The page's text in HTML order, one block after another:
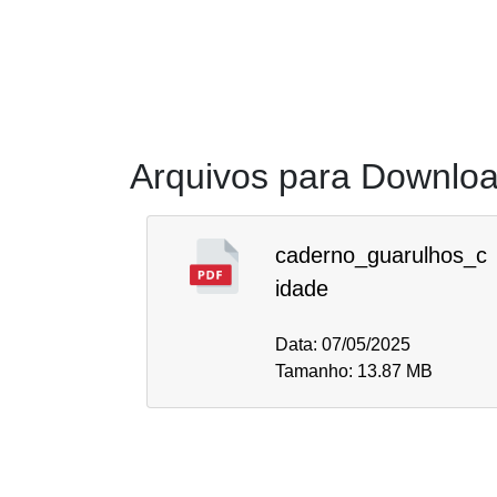
Arquivos para
caderno_guarulhos_c
idade
Data: 07/05/2025
Tamanho: 13.87 MB